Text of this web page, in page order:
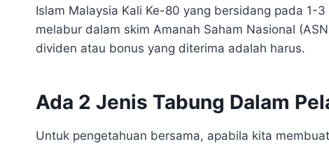
Islam Malaysia Kali Ke-80 yang bersidang pada 1-
melabur dalam skim Amanah Saham Nasional
dividen atau bonus yang diterima adalah harus.
Ada 2 Jenis Tabung Dalam
Untuk pengetahuan bersama, apabila kita